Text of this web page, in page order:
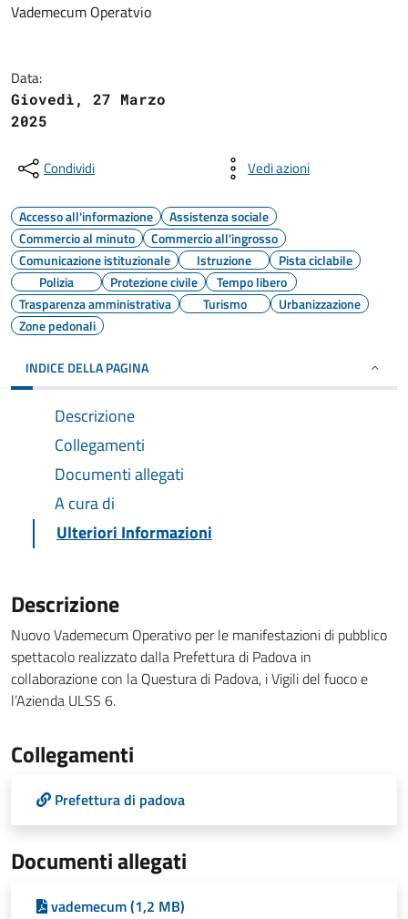
Vademecum Operatvio
Data:
Giovedì, 27 Marzo
2025
Condividi Vedi azioni
Accesso all'informazione
Assistenza sociale
Commercio al minuto
Commercio all'ingrosso
Comunicazione istituzionale
Istruzione
Pista ciclabile
Polizia
Protezione civile
Tempo libero
Trasparenza amministrativa
Turismo
Urbanizzazione
Zone pedonali
INDICE DELLA PAGINA
Descrizione
Collegamenti
Documenti allegati
A cura di
Ulteriori Informazioni
Descrizione
Nuovo Vademecum Operativo per le manifestazioni di pubblico
spettacolo realizzato dalla Prefettura di Padova in
collaborazione con la Questura di Padova, i Vigili del fuoco e
l’Azienda ULSS 6.
Collegamenti
Prefettura di padova
Documenti allegati
vademecum (1,2 MB)